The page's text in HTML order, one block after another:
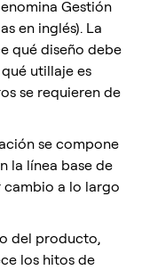
Gestión
en inglés). La
qué diseño debe
utillaje es
se requieren de
se compone
la línea base de
a lo largo
del producto,
los hitos de